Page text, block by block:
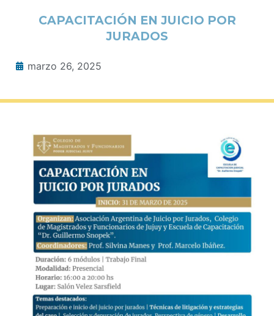
CAPACITACIÓN EN JUICIO POR
JURADOS
marzo 26, 2025